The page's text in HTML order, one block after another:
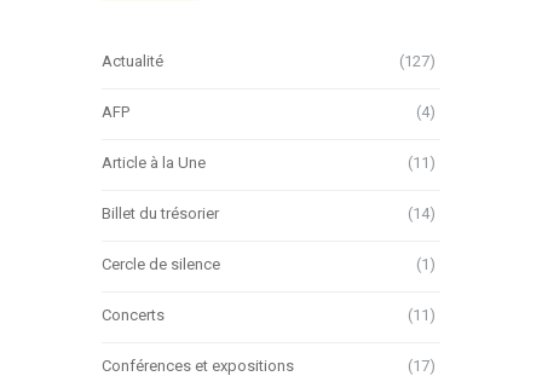
Actualité (127)
AFP (4)
Article à la Une (11)
Billet du trésorier (14)
Cercle de silence (1)
Concerts (11)
Conférences et expositions (17)